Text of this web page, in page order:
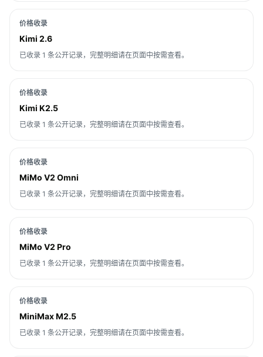
价格收录
Kimi 2.6
已收录 1 条公开记录，完整明细请在页面中按需查看。
价格收录
Kimi K2.5
已收录 1 条公开记录，完整明细请在页面中按需查看。
价格收录
MiMo V2 Omni
已收录 1 条公开记录，完整明细请在页面中按需查看。
价格收录
MiMo V2 Pro
已收录 1 条公开记录，完整明细请在页面中按需查看。
价格收录
MiniMax M2.5
已收录 1 条公开记录，完整明细请在页面中按需查看。